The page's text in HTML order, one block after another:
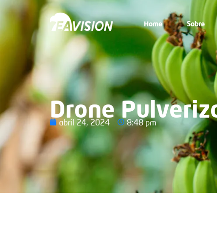
Home Sobre
Drone
abril 24, 2024 8:48 pm